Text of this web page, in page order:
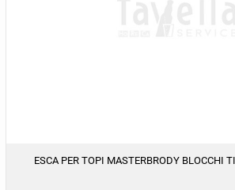
ESCA PER TOPI MASTERBRODY BLOCCHI